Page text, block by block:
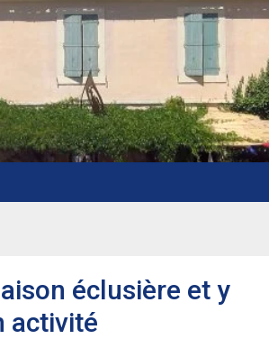
éclusière et y
activité